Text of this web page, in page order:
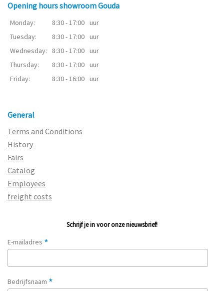
Opening hours showroom Gouda
Monday: 8:30 - 17:00 uur
Tuesday:
8:30 - 17:00 uur
Wednesday:
8:30 - 17:00 uur
Thursday:
8:30 - 17:00 uur
Friday:
8:30 - 16:00 uur
General
Terms and Conditions
History
Fairs
Catalog
Employees
freight costs
Schrijf je in voor onze nieuwsbrief!
E-mailadres *
Bedrijfsnaam *